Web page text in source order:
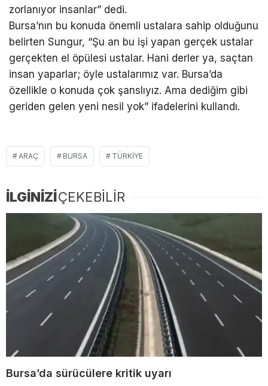
zorlanıyor insanlar” dedi.
Bursa’nın bu konuda önemli ustalara sahip olduğunu
belirten Sungur, “Şu an bu işi yapan gerçek ustalar
gerçekten el öpülesi ustalar. Hani derler ya, saçtan
insan yaparlar; öyle ustalarımız var. Bursa’da
özellikle o konuda çok şanslıyız. Ama dediğim gibi
geriden gelen yeni nesil yok” ifadelerini kullandı.
ARAÇ BURSA TÜRKIYE
İLGİNİZİÇEKEBİLİR
Bursa’da sürücülere kritik uyarı